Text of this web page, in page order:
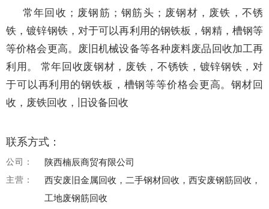
常年回收；废钢筋；钢筋头；废钢材，废铁，不锈
铁，镀锌钢铁，对于可以再利用的钢铁板，钢精，槽钢等
等价格会更高。废旧机械设备等各种废料废品回收加工再
利用。 常年回收废钢材，废铁，不锈铁，镀锌钢铁，对
于可以再利用的钢铁板，槽钢等等价格会更高。钢材回
收，废铁回收，旧设备回收
联系方式：
公司： 陕西楠辰商贸有限公司
主营：
西安废旧金属回收，二手钢材回收，西安废钢筋回收，
工地废钢筋回收